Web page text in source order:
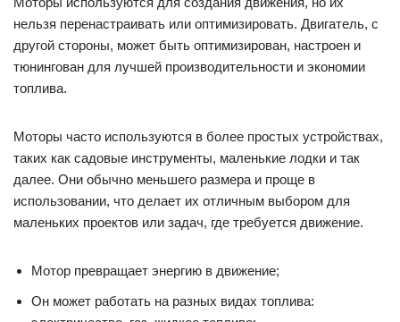
Мотор превращает энергию в движение;
Он может работать на разных видах топлива:
электричество, газ, жидкое топливо;
простых устройствах;
Моторы нельзя перенастраивать или оптимизировать, в
Двигатель — это устройство, которое используется для
преобразования энергии и механических движений в работу